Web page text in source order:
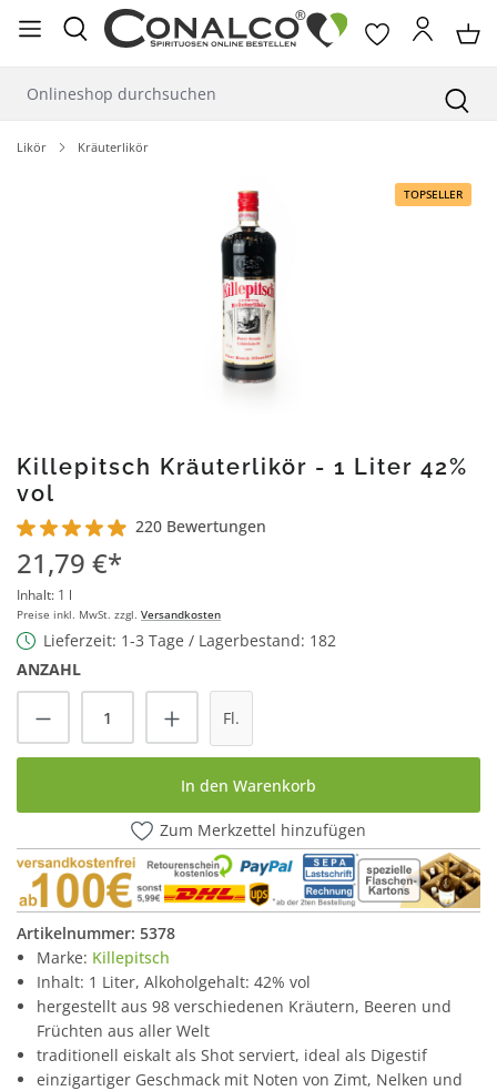
springen
Likör Kräuterlikör
TOPSELLER
Killepitsch Kräuterlikör - 1 Liter 42%
vol
Durchschnittliche Bewertung von 4.9 von 5 Sternen
220 Bewertungen
21,79 €*
Inhalt: 1 l
Preise inkl. MwSt. zzgl. Versandkosten
Lieferzeit: 1-3 Tage / Lagerbestand: 182
ANZAHL
Produkt Anzahl: Gib den gewünschten
Fl.
In den Warenkorb
Zum Merkzettel hinzufügen
Artikelnummer: 5378
Marke: Killepitsch
Inhalt: 1 Liter, Alkoholgehalt: 42% vol
hergestellt aus 98 verschiedenen Kräutern, Beeren und
Früchten aus aller Welt
traditionell eiskalt als Shot serviert, ideal als Digestif
einzigartiger Geschmack mit Noten von Zimt, Nelken und